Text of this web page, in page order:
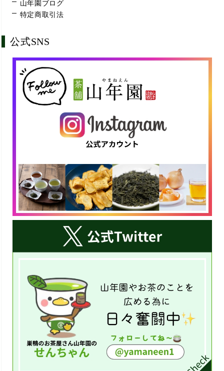
山年園ブログ
特定商取引法
公式SNS